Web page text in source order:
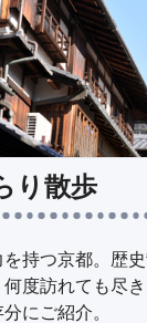
4K放送
ショッ
プレゼ
会社情
り散歩
持つ京都。歴
度訪れても尽
にご紹介。